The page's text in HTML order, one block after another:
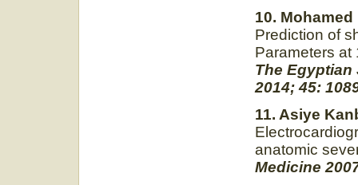
10.
Prediction of
Parameters at
The
2014; 45:
11. Asiye
anatomic
Medicine